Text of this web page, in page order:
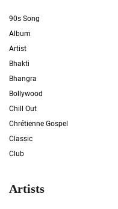
90s Song
Album
Artist
Bhakti
Bhangra
Bollywood
Chill Out
Chrétienne Gospel
Classic
Club
Artists